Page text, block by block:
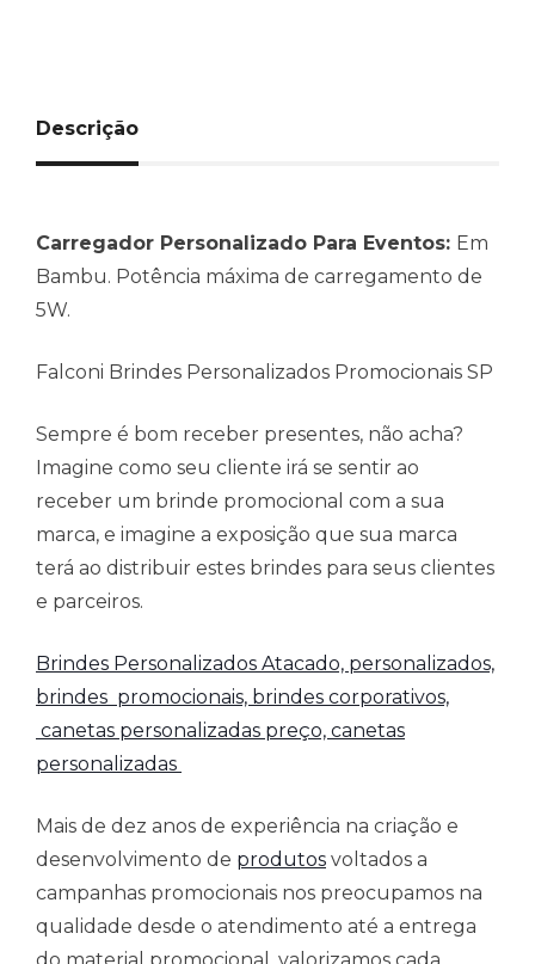
Descrição
Carregador Personalizado Para Eventos: Em
Bambu. Potência máxima de carregamento de
5W.
Falconi Brindes Personalizados Promocionais SP
Sempre é bom receber presentes, não acha?
Imagine como seu cliente irá se sentir ao
receber um brinde promocional com a sua
marca, e imagine a exposição que sua marca
terá ao distribuir estes brindes para seus clientes
e parceiros.
Brindes Personalizados Atacado, personalizados,
brindes promocionais, brindes corporativos,
canetas personalizadas preço, canetas
personalizadas
Mais de dez anos de experiência na criação e
desenvolvimento de produtos voltados a
campanhas promocionais nos preocupamos na
qualidade desde o atendimento até a entrega